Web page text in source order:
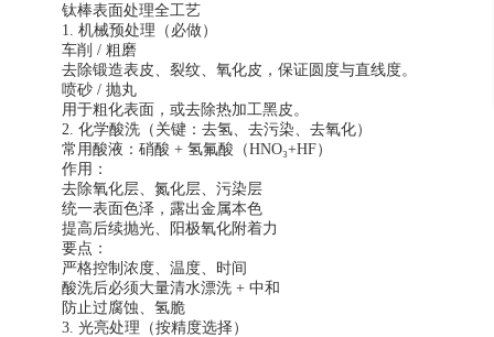
钛棒表面处理全工艺
1. 机械预处理（必做）
车削 / 粗磨
去除锻造表皮、裂纹、氧化皮，保证圆度与直线度。
喷砂 / 抛丸
用于粗化表面，或去除热加工黑皮。
2. 化学酸洗（关键：去氢、去污染、去氧化）
常用酸液：硝酸 + 氢氟酸（HNO₃+HF）
作用：
去除氧化层、氮化层、污染层
统一表面色泽，露出金属本色
提高后续抛光、阳极氧化附着力
要点：
严格控制浓度、温度、时间
酸洗后必须大量清水漂洗 + 中和
防止过腐蚀、氢脆
3. 光亮处理（按精度选择）